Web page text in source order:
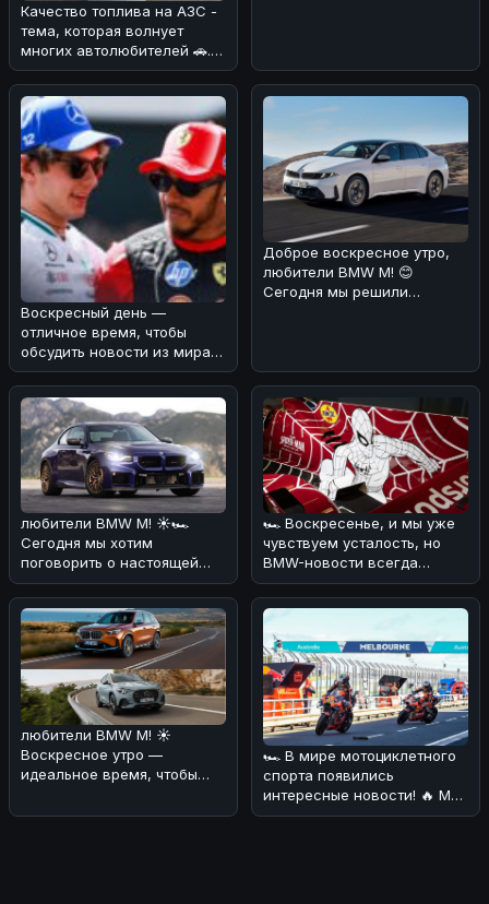
Качество топлива на АЗС -
тема, которая волнует
многих автолюбителей 🚗.
Мы разобрались, как
обстоят
Воскресный день —
отличное время, чтобы
обсудить новости из мира
автоспорта! 🏎️⚡Мы
разобрались в ре
Доброе воскресное утро,
любители BMW M! 😊
Сегодня мы решили
любители BMW M! ☀️🏎
Сегодня мы хотим
поговорить о настоящей
легенде - BMW M2 CS. 🔥💪
По нашему мнен
🏎 Воскресенье, и мы уже
чувствуем усталость, но
BMW-новости всегда
заряжают энергией! 🔥
Сегодня хот
любители BMW M! ☀️
Воскресное утро —
идеальное время, чтобы
из мира электромо
🏎 В мире мотоциклетного
спорта появились
интересные новости! 🔥 Мы
разобрались, что BMW